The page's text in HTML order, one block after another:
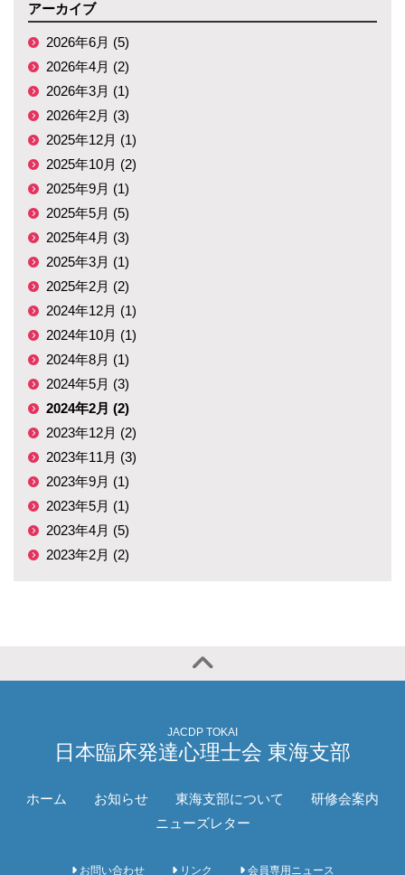
アーカイブ
2026年6月 (5)
2026年4月 (2)
2026年3月 (1)
2026年2月 (3)
2025年12月 (1)
2025年10月 (2)
2025年9月 (1)
2025年5月 (5)
2025年4月 (3)
2025年3月 (1)
2025年2月 (2)
2024年12月 (1)
2024年10月 (1)
2024年8月 (1)
2024年5月 (3)
2024年2月 (2)
2023年12月 (2)
2023年11月 (3)
2023年9月 (1)
2023年5月 (1)
2023年4月 (5)
2023年2月 (2)
JACDP TOKAI
日本臨床発達心理士会 東海支部
ホーム お知らせ 東海支部について
研修会案内
ニューズレター
お問い合わせ リンク 会員専用ニュース